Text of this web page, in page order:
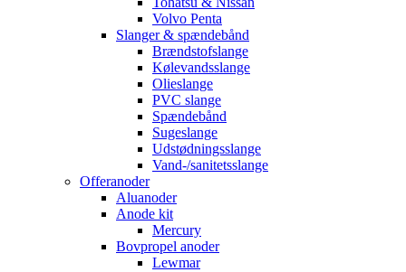
Volvo Penta
Slanger & spændebånd
Brændstofslange
Kølevandsslange
Olieslange
PVC slange
Spændebånd
Sugeslange
Udstødningsslange
Vand-/sanitetsslange
Offeranoder
Aluanoder
Anode kit
Mercury
Bovpropel anoder
Lewmar